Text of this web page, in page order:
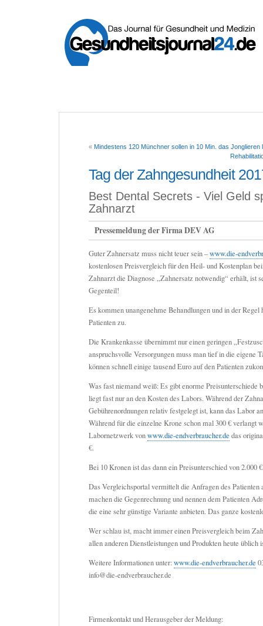
« Mindestens 120 Münchner sollen in 10 Min. das Jonglieren
Tag der Zahngesundheit
Best Dental Secrets - Viel Geld
Zahnarzt
Pressemeldung der Firma DEV AG
Guter Zahnersatz muss nicht teuer sein –www.die-
kostenlosen Preisvergleich für den Heil- und Kostenplan
Zahnarzt die Diagnose „Zahnersatz notwendig“ erhält, ist
Gegenteil!
Es kommen unangenehme Behandlungen und in der Regel
Patienten zu.
Die Krankenkasse übernimmt nur einen geringen
anspruchsvolle Versorgungen muss man tief in die eigene
können schnell einige tausend Euro auf den Patienten
Was fast niemand weiß: Es gibt enorme Preisunterschiede
liegt fast nur an den Kosten des Labors. Während der
Gebührenordnungen relativ festgelegt ist, kann das Labor
Während für die einzelne Krone schon mal 300 € verlangt
Labornetzwerk vonwww.die-endverbraucher.de das
€.
Bei 10 Kronen ist das dann ein Preisunterschied von 2.000
Das Vergleichsportal vermittelt die Anfragen des Patienten
machen die Gegenrechnung und nennen dem Patienten
die eine sehr günstige Variante anbieten. Das ganze
Wer schlau ist, macht immer einen Preisvergleich beim
allen anderen Dienstleistungen und Produkten heute üblich
Weitere Informationen unter:www.die-endverbraucher.de
info@die-endverbraucher.de
Firmenkontakt und Herausgeber der Meldung: